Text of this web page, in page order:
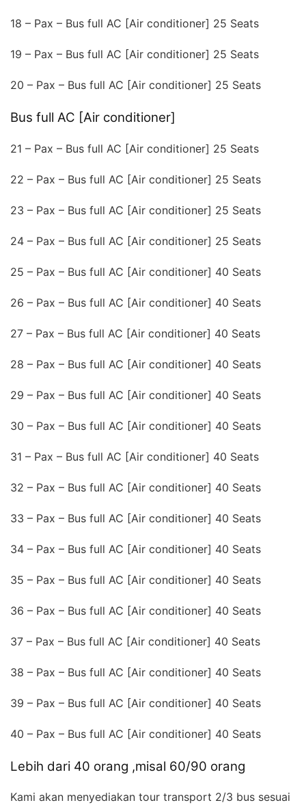
18 – Pax – Bus full AC [Air conditioner] 25 Seats
19 – Pax – Bus full AC [Air conditioner] 25 Seats
20 – Pax – Bus full AC [Air conditioner] 25 Seats
Bus full AC [Air conditioner]
21 – Pax – Bus full AC [Air conditioner] 25 Seats
22 – Pax – Bus full AC [Air conditioner] 25 Seats
23 – Pax – Bus full AC [Air conditioner] 25 Seats
24 – Pax – Bus full AC [Air conditioner] 25 Seats
25 – Pax – Bus full AC [Air conditioner] 40 Seats
26 – Pax – Bus full AC [Air conditioner] 40 Seats
27 – Pax – Bus full AC [Air conditioner] 40 Seats
28 – Pax – Bus full AC [Air conditioner] 40 Seats
29 – Pax – Bus full AC [Air conditioner] 40 Seats
30 – Pax – Bus full AC [Air conditioner] 40 Seats
31 – Pax – Bus full AC [Air conditioner] 40 Seats
32 – Pax – Bus full AC [Air conditioner] 40 Seats
33 – Pax – Bus full AC [Air conditioner] 40 Seats
34 – Pax – Bus full AC [Air conditioner] 40 Seats
35 – Pax – Bus full AC [Air conditioner] 40 Seats
36 – Pax – Bus full AC [Air conditioner] 40 Seats
37 – Pax – Bus full AC [Air conditioner] 40 Seats
38 – Pax – Bus full AC [Air conditioner] 40 Seats
39 – Pax – Bus full AC [Air conditioner] 40 Seats
40 – Pax – Bus full AC [Air conditioner] 40 Seats
Lebih dari 40 orang ,misal 60/90 orang
Kami akan menyediakan tour transport 2/3 bus sesuai